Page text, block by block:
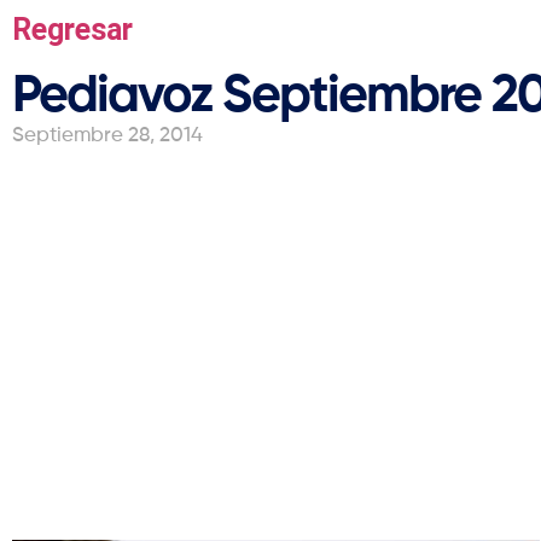
Regresar
Pediavoz Septiembre
Septiembre 28, 2014